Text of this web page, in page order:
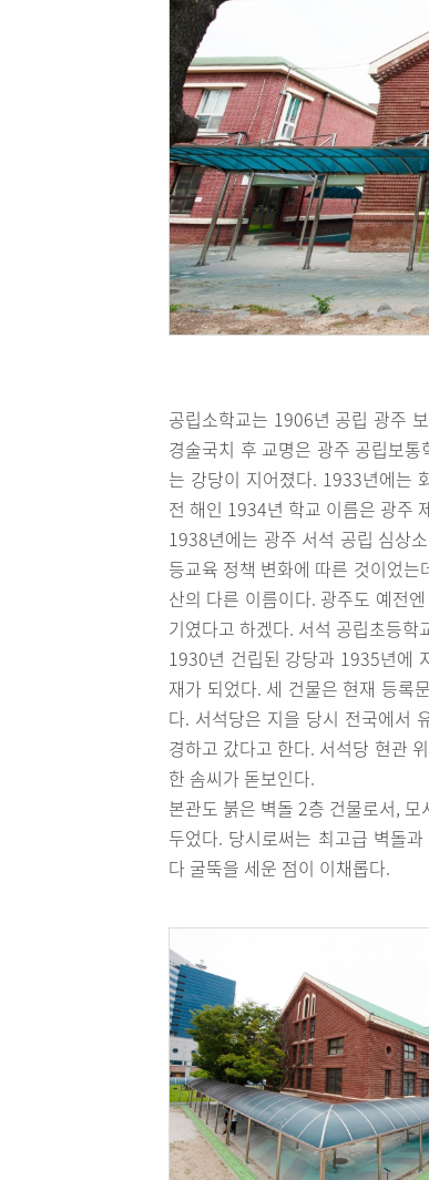
공립소학교는 1906년 공립 광주
경술국치 후 교명은 광주 공립보
는 강당이 지어졌다. 1933년에는
전 해인 1934년 학교 이름은 광주
1938년에는 광주 서석 공립 심상
등교육 정책 변화에 따른 것이었
산의 다른 이름이다. 광주도 예전
기였다고 하겠다. 서석 공립초등
1930년 건립된 강당과 1935년에
재가 되었다. 세 건물은 현재 등록
다. 서석당은 지을 당시 전국에서
경하고 갔다고 한다. 서석당 현관
한 솜씨가 돋보인다.
본관도 붉은 벽돌 2층 건물로서,
두었다. 당시로써는 최고급 벽돌
다 굴뚝을 세운 점이 이채롭다.